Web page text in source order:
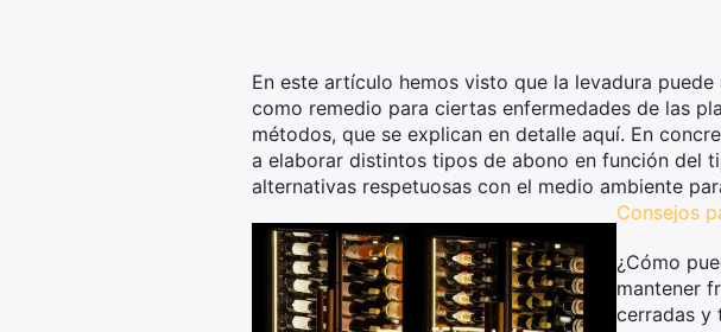
En este artículo hemos visto que la levadura
como remedio para ciertas enfermedades de las
métodos, que se explican en detalle aquí. En
a elaborar distintos tipos de abono en función del
alternativas respetuosas con el medio ambiente
Consejos
¿Cómo
mantener
cerradas y